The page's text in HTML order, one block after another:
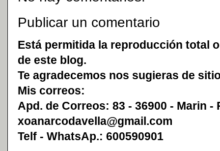
Publicar un comentario
Está permitida la reproducción total
de este blog.
Te agradecemos nos sugieras de
Mis correos:
Apd. de Correos: 83 - 36900 - Marin -
xoanarcodavella@gmail.com
Telf - WhatsAp.: 600590901